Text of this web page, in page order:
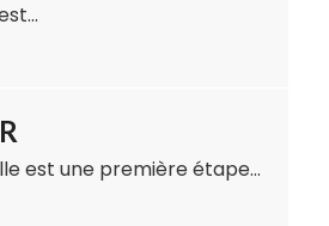
est une première étape…